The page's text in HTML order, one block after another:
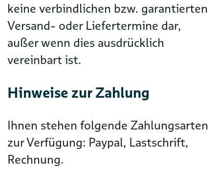
keine verbindlichen bzw. garantierten
Versand- oder Liefertermine dar,
außer wenn dies ausdrücklich
vereinbart ist.
Hinweise zur Zahlung
Ihnen stehen folgende Zahlungsarten
zur Verfügung: Paypal, Lastschrift,
Rechnung.